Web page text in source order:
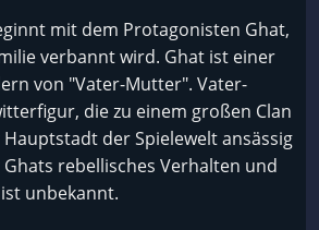
mit dem Protagonisten Ghat,
verbannt wird. Ghat ist einer
von "Vater-Mutter". Vater-
die zu einem großen Clan
der Spielewelt ansässig
rebellisches Verhalten und
unbekannt.